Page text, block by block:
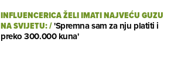
INFLUENCERICA ŽELI IMATI NAJVEĆU GUZU
NA SVIJETU:/'Spremna sam za nju platiti i
preko 300.000 kuna'